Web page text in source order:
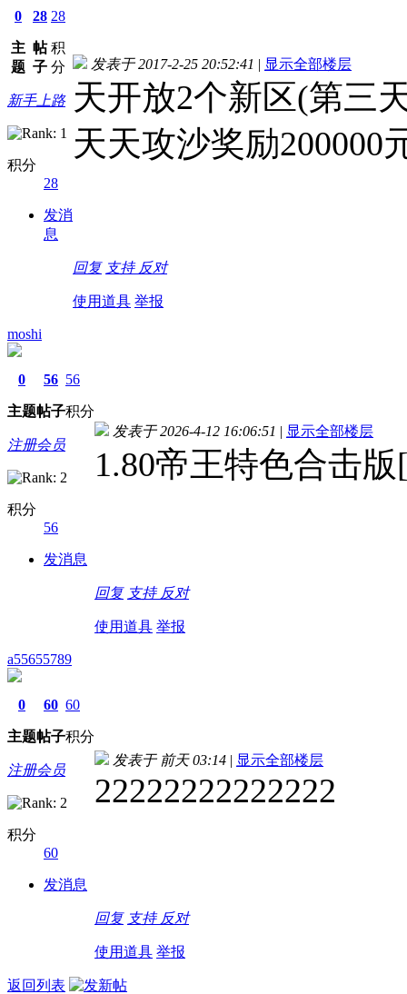
0
主
题
28
帖
子
28
积
分
新手上路
积分
28
发消
息
发表于 2017-2-25 20:52:41 | 显示全部楼层
天开放2个新区(第三
天天攻沙奖励200000
回复 支持 反对
使用道具 举报
moshi
0
主题
56
帖子
56
积分
注册会员
积分
56
发消息
发表于 2026-4-12 16:06:51 | 显示全部楼层
1.80帝王特色合击
回复 支持 反对
使用道具 举报
a55655789
0
主题
60
帖子
60
积分
注册会员
积分
60
发消息
发表于 前天 03:14 | 显示全部楼层
22222222222222
回复 支持 反对
使用道具 举报
返回列表